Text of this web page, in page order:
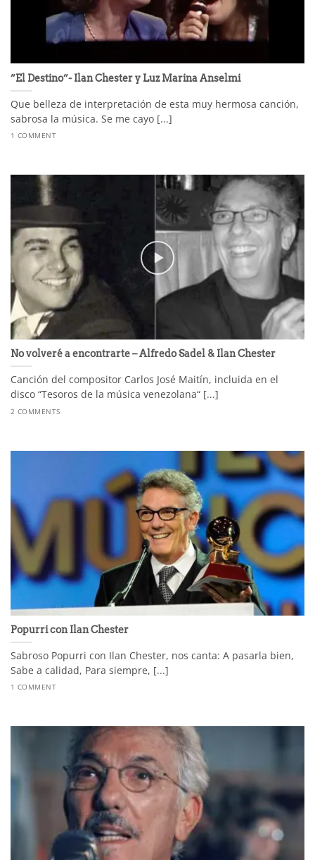
”El Destino”- Ilan Chester y Luz Marina Anselmi
Que belleza de interpretación de esta muy hermosa canción,
sabrosa la música. Se me cayo [...]
1 COMMENT
No volveré a encontrarte – Alfredo Sadel & Ilan Chester
Canción del compositor Carlos José Maitín, incluida en el
disco “Tesoros de la música venezolana“ [...]
2 COMMENTS
Popurri con Ilan Chester
Sabroso Popurri con Ilan Chester, nos canta: A pasarla bien,
Sabe a calidad, Para siempre, [...]
1 COMMENT